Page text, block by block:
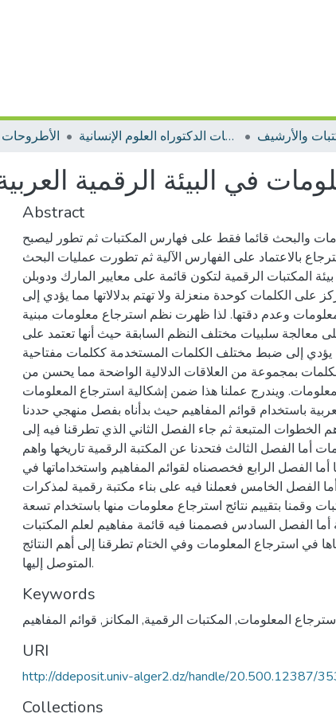
الأطروحات الأطروحات الدكتوراه العلوم الإنسانية والأرشيف
Abstract
والبحث قائما فقط على فهارس المكتبات ثم تطور ليصبح
بالاعتماد على الفهارس الآلية ثم تطورت عمليات البحث
المكتبات الرقمية لتكون قائمة على معايير المارك ودوبلن
على الكلمات كوحدة منعزلة ولا تهتم بدلالاتها مما يؤدي إلى
وعدم دقتها. لذا ظهرت نظم استرجاع معلومات مبنية
معالجة سلبيات مختلف النظم السابقة حيث أنها تعتمد على
يؤدي إلى ضبط مختلف الكلمات المستخدمة ككلمات مفتاحية
بمجموعة من العلاقات الدلالية الواضحة مما يحسن من
ويندرج عملنا هذا ضمن إشكالية استرجاع المعلومات
باستخدام قوائم المفاهيم حيث بدأناه بفصل منهجي حددنا
الخطوات المتبعة ثم جاء الفصل الثاني الذي تطرقنا فيه إلى
أما الفصل الثالث فتحدنا عن المكتبة الرقمية تاريخها واهم
أما الفصل الرابع فخصصناه لقوائم المفاهيم واستخداماتها في
الفصل الخامس فعملنا فيه على بناء مكتبة رقمية لمذكرات
وقمنا بتقييم نتائج استرجاع معلومات منها باستخدام تسعة
الفصل السادس فصممنا فيه قائمة مفاهيم لعلم المكتبات
في استرجاع المعلومات وفي الختام تطرقنا إلى أهم النتائج
المتوصل إليها.
Keywords
المعلومات, المكتبات الرقمية, المكانز , قوائم المفاهيم
URI
http://ddeposit.univ-alger2.dz/handle/20.500.12387/
Collections